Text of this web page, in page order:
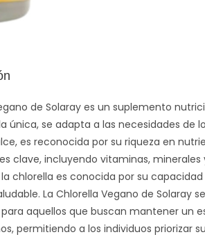
de Solaray es un suplemento
única, se adapta a las necesidades de
es reconocida por su riqueza en
clave, incluyendo vitaminas,
chlorella es conocida por su
La Chlorella Vegano de Solaray
aquellos que buscan mantener un
permitiendo a los individuos priorizar